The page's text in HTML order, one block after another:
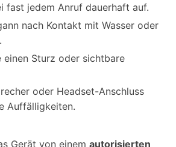
fast jedem Anruf dauerhaft auf.
nach Kontakt mit Wasser oder
einen Sturz oder sichtbare
oder Headset-Anschluss
Auffälligkeiten.
Gerät von einem autorisierten